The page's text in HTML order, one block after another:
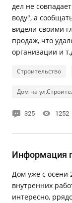
дел не
воду", а
видели своими
продаж, что
организации и
Строительство
Дом на
325 1252
Информация
Дом уже с осени
внутренних
интересно,